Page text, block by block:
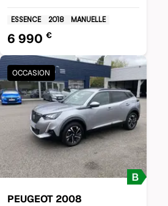
ESSENCE 2018 MANUELLE
6 990 €
OCCASION
PEUGEOT 2008